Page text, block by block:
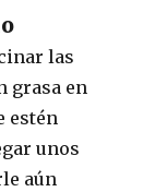
las
grasa en
estén
unos
aún